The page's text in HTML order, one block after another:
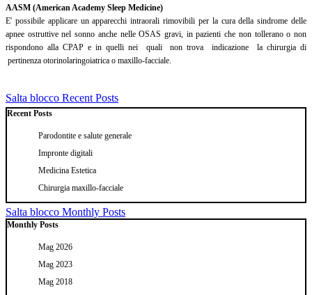
AASM (American Academy Sleep Medicine)
E' possibile applicare un apparecchi intraorali rimovibili per la cura della sindrome delle
apnee ostruttive nel sonno anche nelle OSAS gravi, in pazienti che non tollerano o non
rispondono alla CPAP e in quelli nei quali non trova indicazione la chirurgia di
pertinenza otorinolaringoiatrica o maxillo-facciale.
Salta blocco Recent Posts
Recent Posts
Parodontite e salute generale
Impronte digitali
Medicina Estetica
Chirurgia maxillo-facciale
Salta blocco Monthly Posts
Monthly Posts
Mag 2026
Mag 2023
Mag 2018